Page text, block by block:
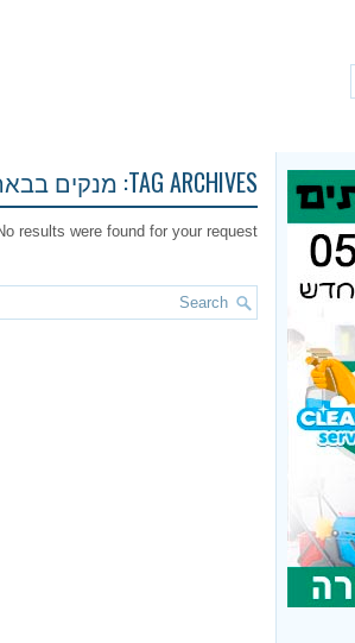
TAG ARCHIVES: מנקים
results were found for your request!